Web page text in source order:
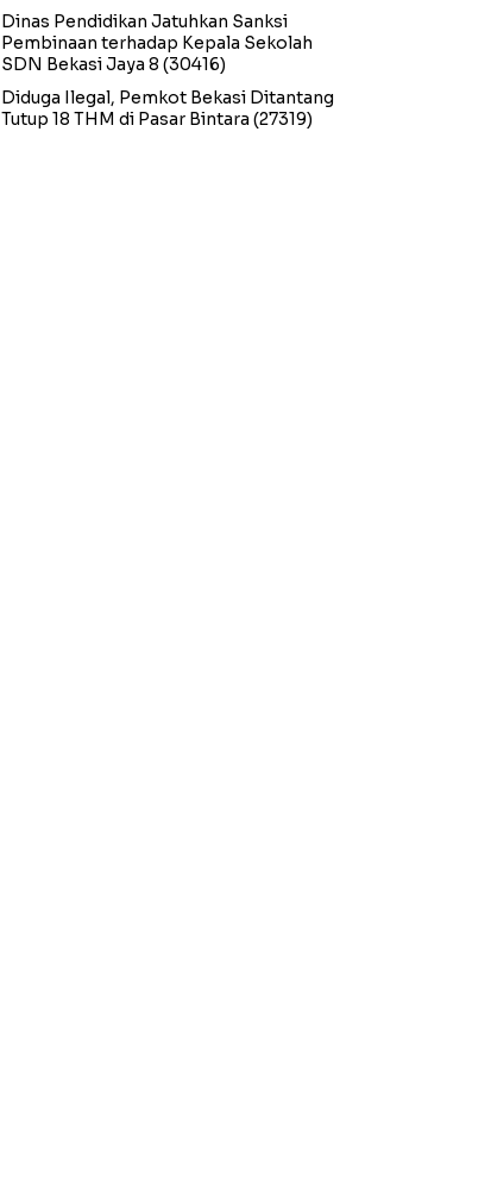
Dinas Pendidikan Jatuhkan Sanksi
Pembinaan terhadap Kepala Sekolah
SDN Bekasi Jaya 8 (30416)
Diduga Ilegal, Pemkot Bekasi Ditantang
Tutup 18 THM di Pasar Bintara (27319)